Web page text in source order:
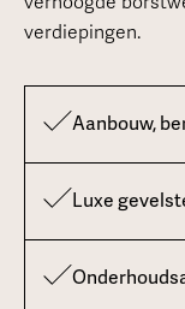
verdiepingen.
Aanbouw,
Luxe